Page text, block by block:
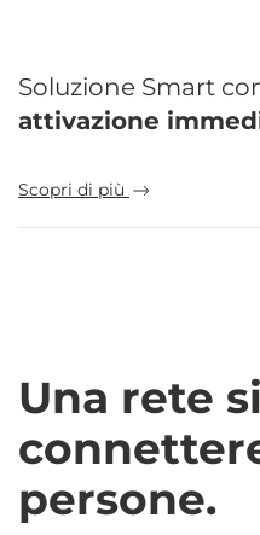
Soluzione Smart
attivazione
Scopri di più
Una rete
persone.